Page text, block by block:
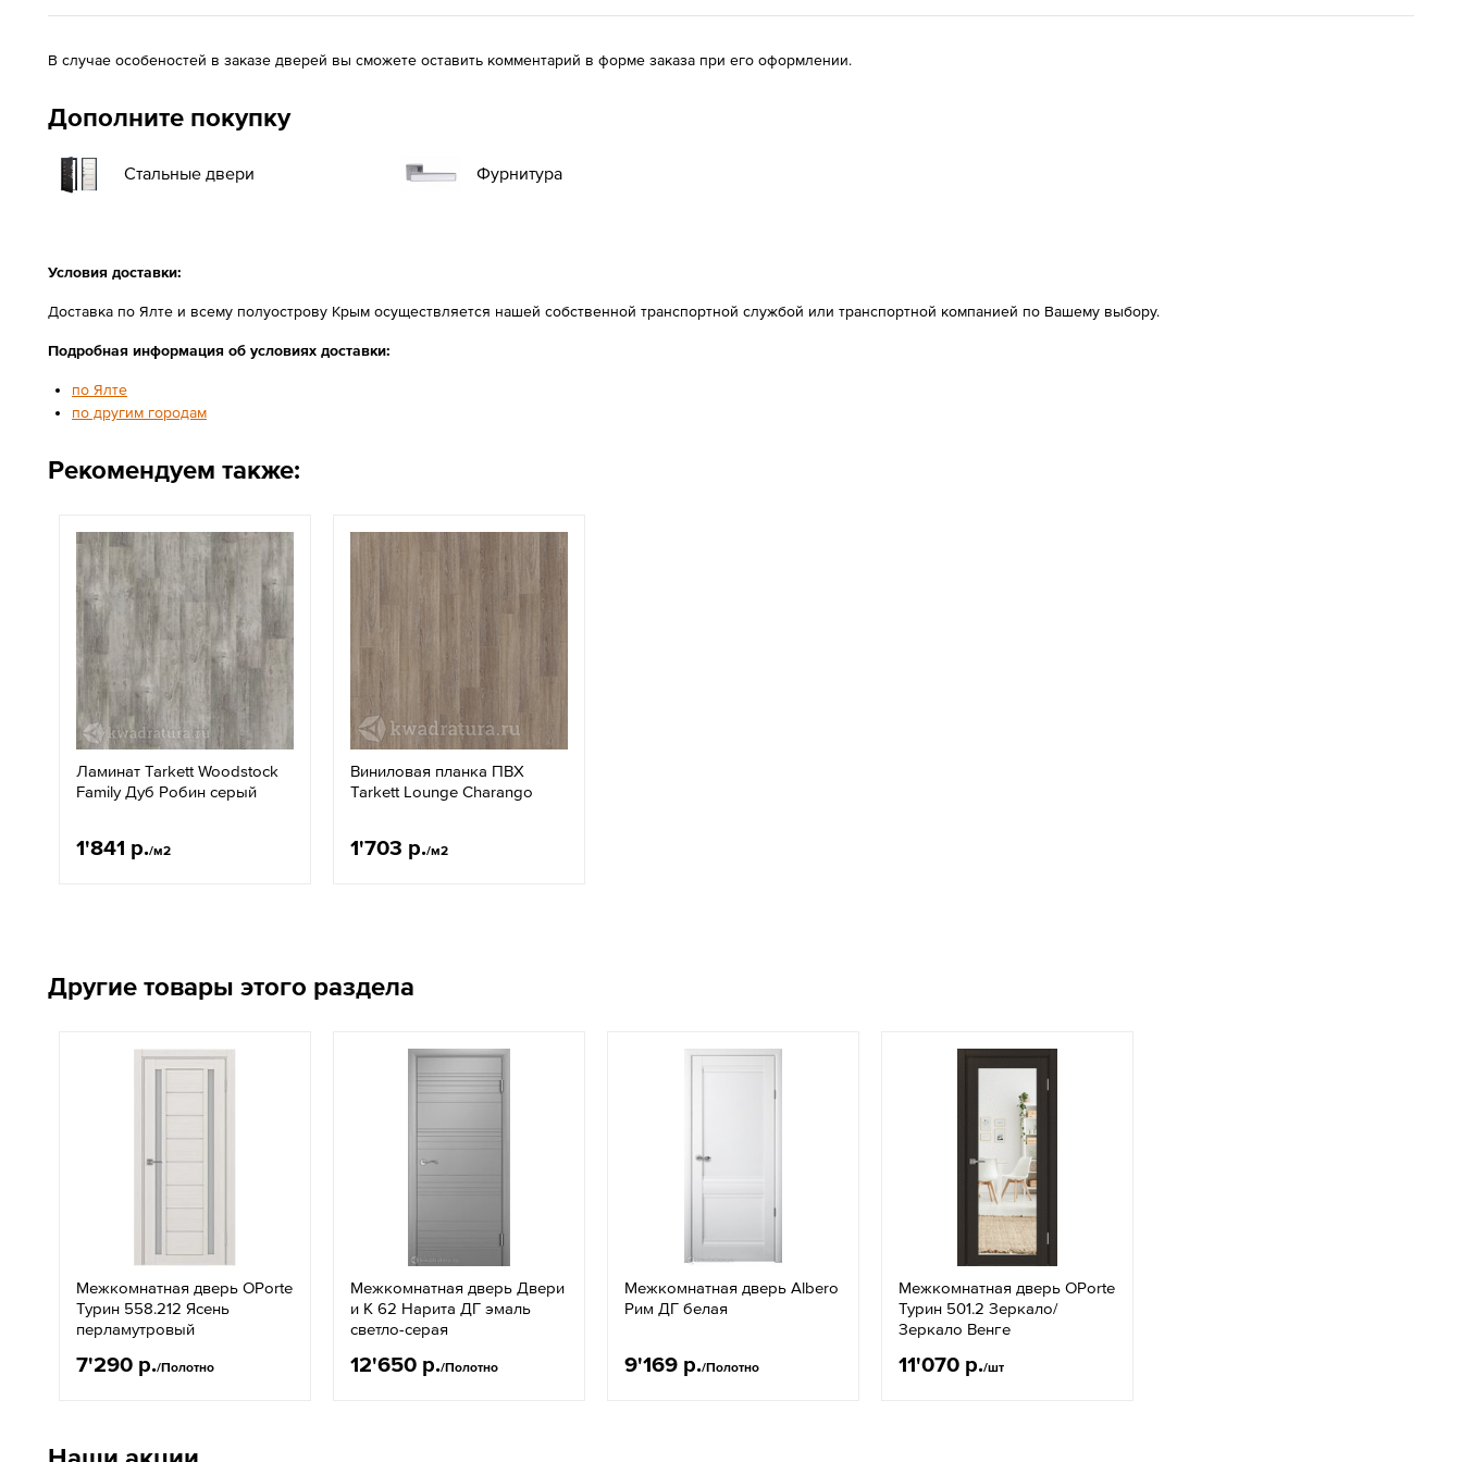
В случае особеностей в заказе дверей вы сможете оставить комментарий в форме заказа при его оформлении.
Дополните покупку
Стальные двери Фурнитура
Условия доставки:
Доставка по Ялте и всему полуострову Крым осуществляется нашей собственной транспортной службой или транспортной компанией по Вашему выбору.
Подробная информация об условиях доставки:
по Ялте
по другим городам
Рекомендуем также:
Ламинат Tarkett Woodstock
Family Дуб Робин серый
1'841 р./м2
Виниловая планка ПВХ
Tarkett Lounge Charango
1'703 р./м2
Другие товары этого раздела
Межкомнатная дверь OPorte
Турин 558.212 Ясень
перламутровый
7'290 р./Полотно
Межкомнатная дверь Двери
и К 62 Нарита ДГ эмаль
светло-серая
12'650 р./Полотно
Межкомнатная дверь Albero
Рим ДГ белая
9'169 р./Полотно
Межкомнатная дверь OPorte
Турин 501.2 Зеркало/
Зеркало Венге
11'070 р./шт